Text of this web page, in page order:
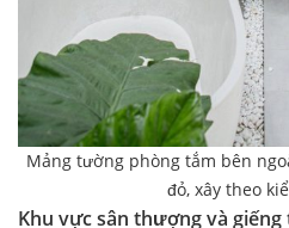
Mảng tường phòng tắm bên
đỏ, xây theo
Khu vực sân thượng và